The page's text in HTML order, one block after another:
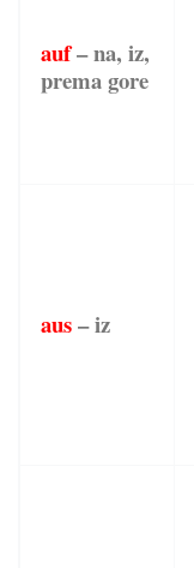
auf– na, iz,
prema gore
aus– iz